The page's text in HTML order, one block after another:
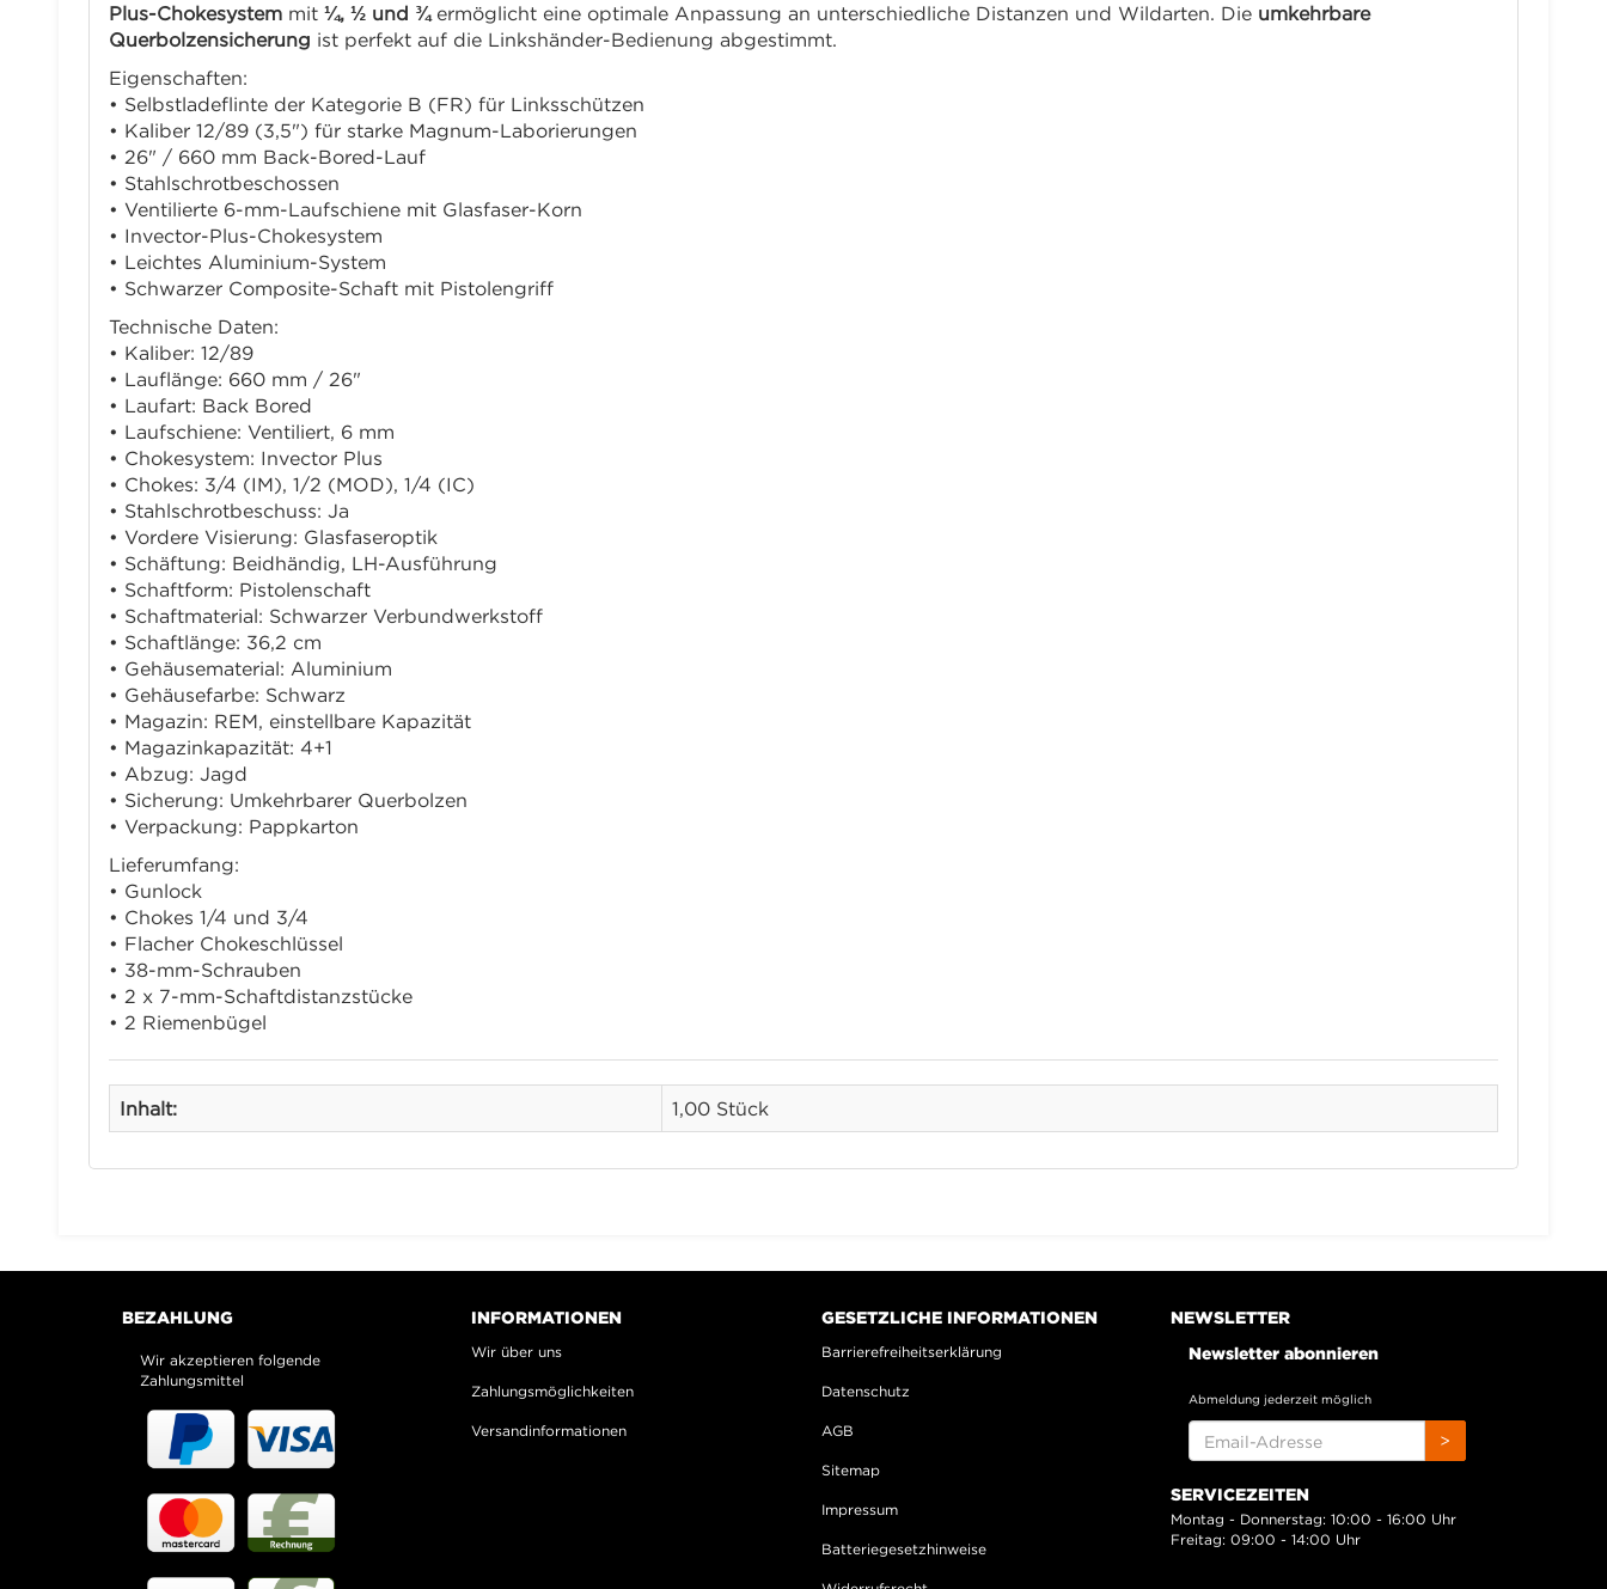
Plus-Chokesystemmit ¼, ½ und ¾ermöglicht eine optimale Anpassung an unterschiedliche Distanzen und Wildarten. Die umkehrbare
Querbolzensicherung ist perfekt auf die Linkshänder-Bedienung abgestimmt.
Eigenschaften:
• Selbstladeflinte der Kategorie B (FR) für Linksschützen
• Kaliber 12/89 (3,5") für starke Magnum-Laborierungen
• 26" / 660 mm Back-Bored-Lauf
• Stahlschrotbeschossen
• Ventilierte 6-mm-Laufschiene mit Glasfaser-Korn
• Invector-Plus-Chokesystem
• Leichtes Aluminium-System
• Schwarzer Composite-Schaft mit Pistolengriff
Technische Daten:
• Kaliber: 12/89
• Lauflänge: 660 mm / 26"
• Laufart: Back Bored
• Laufschiene: Ventiliert, 6 mm
• Chokesystem: Invector Plus
• Chokes: 3/4 (IM), 1/2 (MOD), 1/4 (IC)
• Stahlschrotbeschuss: Ja
• Vordere Visierung: Glasfaseroptik
• Schäftung: Beidhändig, LH-Ausführung
• Schaftform: Pistolenschaft
• Schaftmaterial: Schwarzer Verbundwerkstoff
• Schaftlänge: 36,2 cm
• Gehäusematerial: Aluminium
• Gehäusefarbe: Schwarz
• Magazin: REM, einstellbare Kapazität
• Magazinkapazität: 4+1
• Abzug: Jagd
• Sicherung: Umkehrbarer Querbolzen
• Verpackung: Pappkarton
Lieferumfang:
• Gunlock
• Chokes 1/4 und 3/4
• Flacher Chokeschlüssel
• 38-mm-Schrauben
• 2 x 7-mm-Schaftdistanzstücke
• 2 Riemenbügel
Inhalt: 1,00 Stück
BEZAHLUNG
Wir akzeptieren folgende
Zahlungsmittel
INFORMATIONEN
Wir über uns
Zahlungsmöglichkeiten
Versandinformationen
GESETZLICHE INFORMATIONEN
Barrierefreiheitserklärung
Datenschutz
AGB
Sitemap
Impressum
Batteriegesetzhinweise
NEWSLETTER
Newsletter abonnieren
Abmeldung jederzeit möglich
ADRESSE
>
SERVICEZEITEN
Montag - Donnerstag: 10:00 - 16:00 Uhr
Freitag: 09:00 - 14:00 Uhr